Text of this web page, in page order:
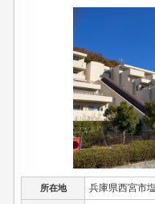
所在地 兵庫県西宮市